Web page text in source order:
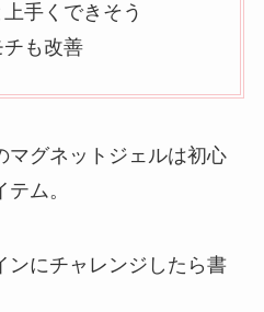
手くできそう
チも改善
マグネットジェルは初心
ム。
ンにチャレンジしたら書